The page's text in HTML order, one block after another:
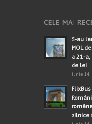
CELE MAI
S-au
MOL
a 21-
de lei
iunie 14,
zilnice